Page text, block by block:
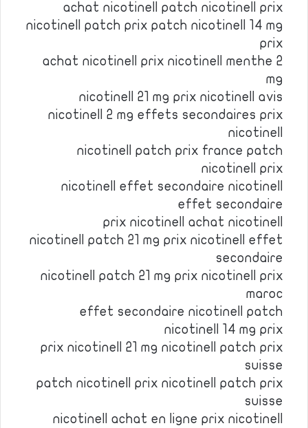
achat nicotinell patch nicotinell prix
nicotinell patch prix patch nicotinell 14 mg
prix
achat nicotinell prix nicotinell menthe 2
mg
nicotinell 21 mg prix nicotinell avis
nicotinell 2 mg effets secondaires prix
nicotinell
nicotinell patch prix france patch
nicotinell prix
nicotinell effet secondaire nicotinell
effet secondaire
prix nicotinell achat nicotinell
nicotinell patch 21 mg prix nicotinell effet
secondaire
nicotinell patch 21 mg prix nicotinell prix
maroc
effet secondaire nicotinell patch
nicotinell 14 mg prix
prix nicotinell 21 mg nicotinell patch prix
suisse
patch nicotinell prix nicotinell patch prix
suisse
nicotinell achat en ligne prix nicotinell